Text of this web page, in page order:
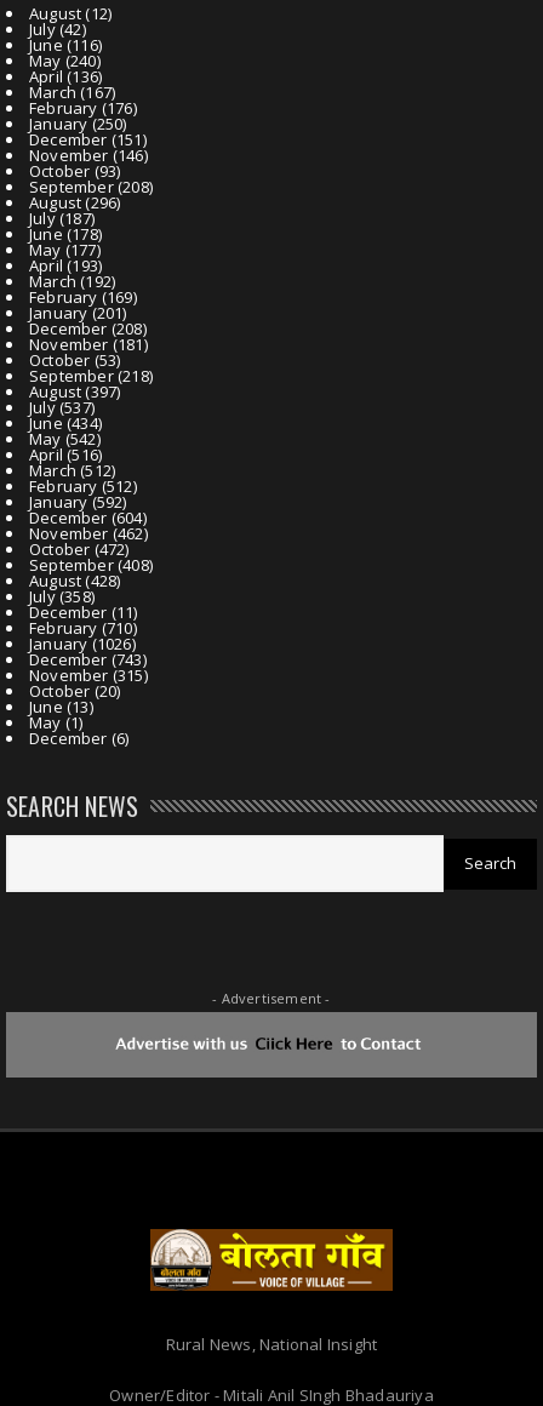
August(12)
July(42)
June(116)
May (240)
April (136)
March (167)
February (176)
January(250)
December (151)
November (146)
October (93)
September(208)
August(296)
July(187)
June(178)
May (177)
April (193)
March (192)
February (169)
January(201)
December (208)
November (181)
October (53)
September(218)
August(397)
July(537)
June(434)
May (542)
April (516)
March (512)
February (512)
January(592)
December (604)
November (462)
October (472)
September(408)
August(428)
July(358)
December (11)
February (710)
January(1026)
December (743)
November (315)
October (20)
June (13)
May (1)
December (6)
SEARCH NEWS
- Advertisement -
Rural News, National Insight
Owner/Editor - Mitali Anil SIngh Bhadauriya